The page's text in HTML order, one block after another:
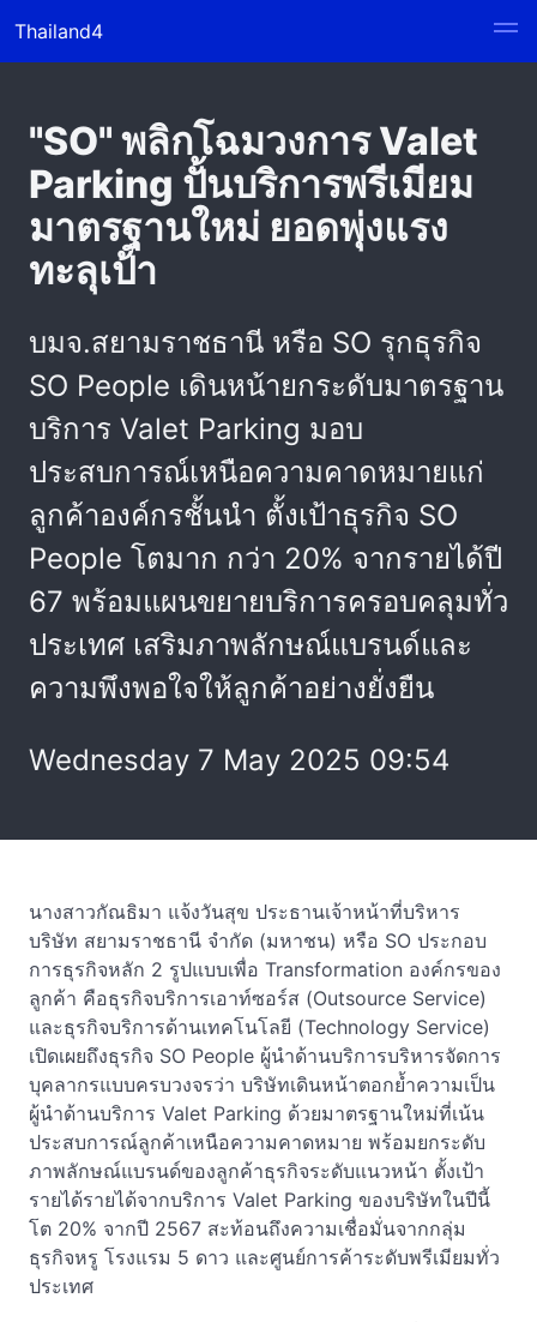
Thailand4
"SO" พลิกโฉมวงการ Valet
Parking ปั้นบริการพรีเมียม
มาตรฐานใหม่ ยอดพุ่งแรง
ทะลุเป้า
บมจ.สยามราชธานี หรือ SO รุกธุรกิจ
SO People เดินหน้ายกระดับมาตรฐาน
บริการ Valet Parking มอบ
ประสบการณ์เหนือความคาดหมายแก่
ลูกค้าองค์กรชั้นนำ ตั้งเป้าธุรกิจ SO
People โตมาก กว่า 20% จากรายได้ปี
67 พร้อมแผนขยายบริการครอบคลุมทั่ว
ประเทศ เสริมภาพลักษณ์แบรนด์และ
ความพึงพอใจให้ลูกค้าอย่างยั่งยืน
Wednesday 7 May 2025 09:54
นางสาวกัณธิมา แจ้งวันสุข ประธานเจ้าหน้าที่บริหาร
บริษัท สยามราชธานี จำกัด (มหาชน) หรือ SO ประกอบ
การธุรกิจหลัก 2 รูปแบบเพื่อ Transformation องค์กรของ
ลูกค้า คือธุรกิจบริการเอาท์ซอร์ส (Outsource Service)
และธุรกิจบริการด้านเทคโนโลยี (Technology Service)
เปิดเผยถึงธุรกิจ SO People ผู้นำด้านบริการบริหารจัดการ
บุคลากรแบบครบวงจรว่า บริษัทเดินหน้าตอกย้ำความเป็น
ผู้นำด้านบริการ Valet Parking ด้วยมาตรฐานใหม่ที่เน้น
ประสบการณ์ลูกค้าเหนือความคาดหมาย พร้อมยกระดับ
ภาพลักษณ์แบรนด์ของลูกค้าธุรกิจระดับแนวหน้า ตั้งเป้า
รายได้รายได้จากบริการ Valet Parking ของบริษัทในปีนี้
โต 20% จากปี 2567 สะท้อนถึงความเชื่อมั่นจากกลุ่ม
ธุรกิจหรู โรงแรม 5 ดาว และศูนย์การค้าระดับพรีเมียมทั่ว
ประเทศ